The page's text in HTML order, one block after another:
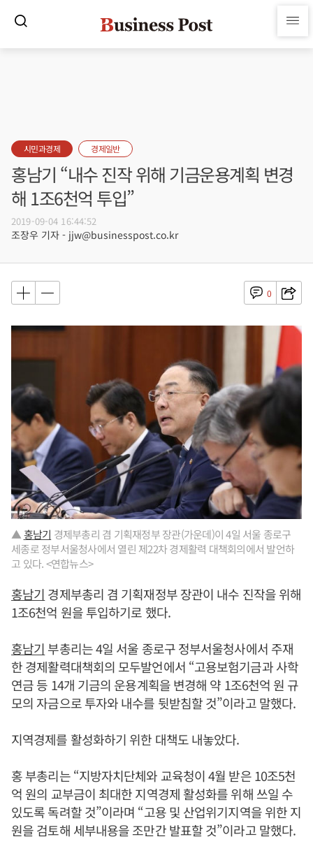
시민과경제 경제일반
홍남기 “내수 진작 위해 기금운용계획 변경
해 1조6천억 투입”
2019-09-04 16:44:52
조장우 기자 - jjw@businesspost.co.kr
0
▲홍남기 경제부총리 겸 기획재정부 장관(가운데)이 4일 서울 종로구
세종로 정부서울청사에서 열린 제22차 경제활력 대책회의에서 발언하
고 있다. <연합뉴스>
홍남기 경제부총리 겸 기획재정부 장관이 내수 진작을 위해
1조6천억 원을 투입하기로 했다.
홍남기부총리는 4일 서울 종로구 정부서울청사에서 주재
한 경제활력대책회의 모두발언에서 “고용보험기금과 사학
연금 등 14개 기금의 운용계획을 변경해 약 1조6천억 원 규
모의 자금으로 투자와 내수를 뒷받침할 것”이라고 말했다.
지역경제를 활성화하기 위한 대책도 내놓았다.
홍 부총리는 “지방자치단체와 교육청이 4월 받은 10조5천
억 원의 교부금이 최대한 지역경제 활성화를 위해 쓰일 수
있도록 독려할 것”이라며 “고용 및 산업위기지역을 위한 지
원을 검토해 세부내용을 조만간 발표할 것”이라고 말했다.